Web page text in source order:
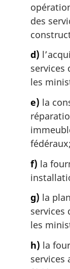
des
d)
services
les
e) la
fédéraux;
f) la
g) la
services
les
h) la
services